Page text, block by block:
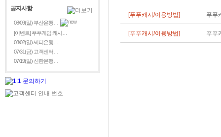
공지사항
08/09(일) 부산은행…
[이벤트] 푸푸게임 캐시…
08/02(일) 씨티은행…
07/31(금) 고객센터…
07/19(일) 신한은행…
[푸푸캐시/이용방법] 푸푸
[푸푸캐시/이용방법] 푸푸